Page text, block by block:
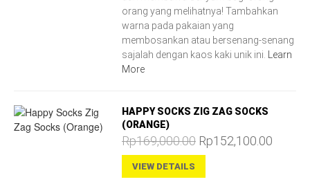
orang yang melihatnya! Tambahkan
warna pada pakaian yang
membosankan atau bersenang-senang
sajalah dengan kaos kaki unik ini. Learn
More
HAPPY SOCKS ZIG ZAG SOCKS
(ORANGE)
Rp169,000.00 Rp152,100.00
VIEW DETAILS